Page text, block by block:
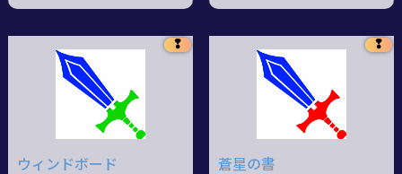
❢
ウィンドボード
❢
蒼星の書